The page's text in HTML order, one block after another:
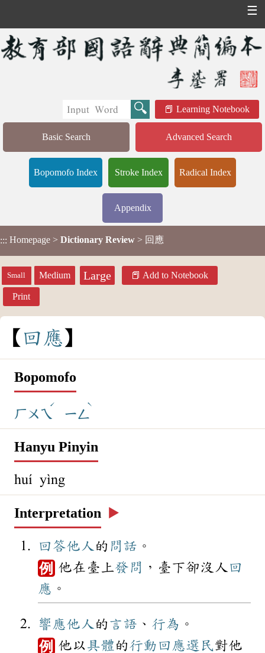
☰
Learning Notebook
Basic Search Advanced Search
Bopomofo Index Stroke Index Radical Index
Appendix
::: Homepage > Dictionary Review > 回應
Small Medium Large Add to Notebook
Print
回 應
Bopomofo
ㄏㄨㄟ
ˊ
ㄧㄥ
ˋ
Hanyu Pinyin
huí yìng
Interpretation ▶️
回答他人 的 問話 。
例 他在臺上發問 ，臺下卻沒人 回
應 。
響應他人 的 言語 、 行為 。
例 他以 具體 的行動 回應選民對他